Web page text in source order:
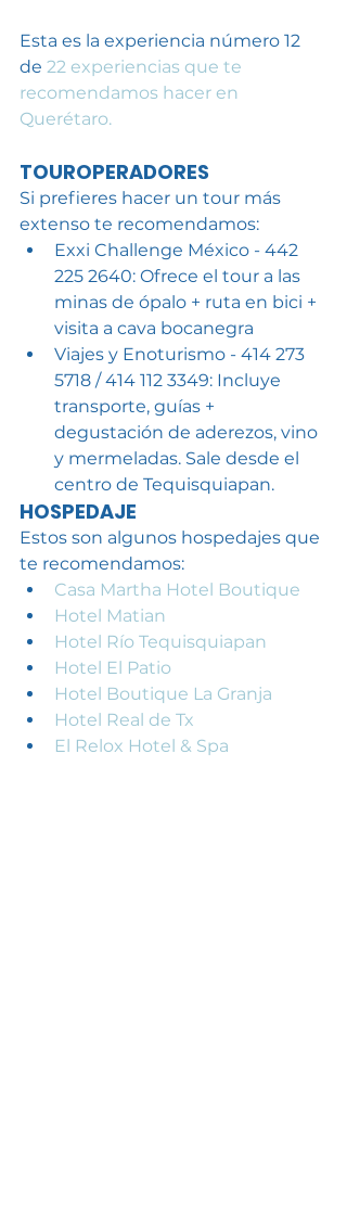
Esta es la experiencia número 12
de 22 experiencias que te
recomendamos hacer en
Querétaro.
TOUROPERADORES
Si prefieres hacer un tour más
extenso te recomendamos:
Exxi Challenge México - 442
225 2640: Ofrece el tour a las
minas de ópalo + ruta en bici +
visita a cava bocanegra
Viajes y Enoturismo - 414 273
5718 / 414 112 3349: Incluye
transporte, guías +
degustación de aderezos, vino
y mermeladas. Sale desde el
centro de Tequisquiapan.
HOSPEDAJE
Estos son algunos hospedajes que
te recomendamos:
Casa Martha Hotel Boutique
Hotel Matian
Hotel Río Tequisquiapan
Hotel El Patio
Hotel Boutique La Granja
Hotel Real de Tx
El Relox Hotel & Spa